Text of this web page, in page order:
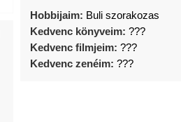
Hobbijaim: Buli szorakozas
Kedvenc könyveim: ???
Kedvenc filmjeim: ???
Kedvenc zenéim: ???